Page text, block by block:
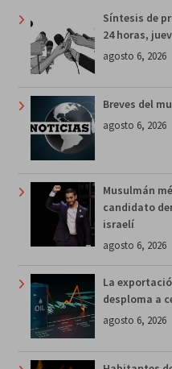
Síntesis de
24 horas,
agosto 6, 2026
Breves del
agosto 6, 2026
Musulmán
candidato
israelí
agosto 6, 2026
La
desploma a
agosto 6, 2026